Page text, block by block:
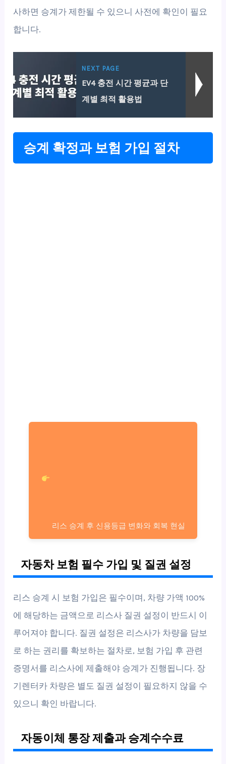
사하면 승계가 제한될 수 있으니 사전에 확인이 필요
합니다.
NEXT PAGE
EV4 충전 시간 평균과 단
계별 최적 활용법
승계 확정과 보험 가입 절차
리스 승계 후 신용등급 변화와 회복 현실
자동차 보험 필수 가입 및 질권 설정
리스 승계 시 보험 가입은 필수이며, 차량 가액 100%
에 해당하는 금액으로 리스사 질권 설정이 반드시 이
루어져야 합니다. 질권 설정은 리스사가 차량을 담보
로 하는 권리를 확보하는 절차로, 보험 가입 후 관련
증명서를 리스사에 제출해야 승계가 진행됩니다. 장
기렌터카 차량은 별도 질권 설정이 필요하지 않을 수
있으니 확인 바랍니다.
자동이체 통장 제출과 승계수수료